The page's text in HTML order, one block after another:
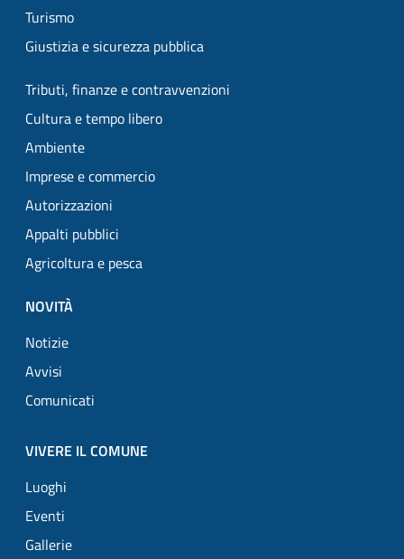
Turismo
Giustizia e sicurezza pubblica
Tributi, finanze e contravvenzioni
Cultura e tempo libero
Ambiente
Imprese e commercio
Autorizzazioni
Appalti pubblici
Agricoltura e pesca
NOVITÀ
Notizie
Avvisi
Comunicati
VIVERE IL COMUNE
Luoghi
Eventi
Gallerie